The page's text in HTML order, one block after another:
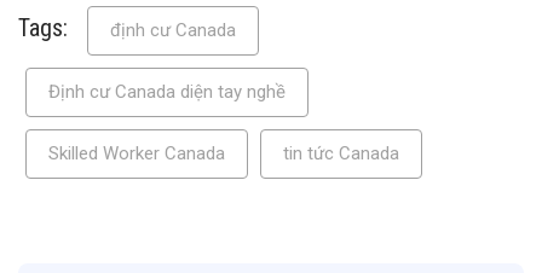
Tags: định cư Canada
Định cư Canada diện tay nghề
Skilled Worker Canada tin tức Canada